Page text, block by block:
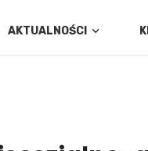
AKTUALNOŚCI